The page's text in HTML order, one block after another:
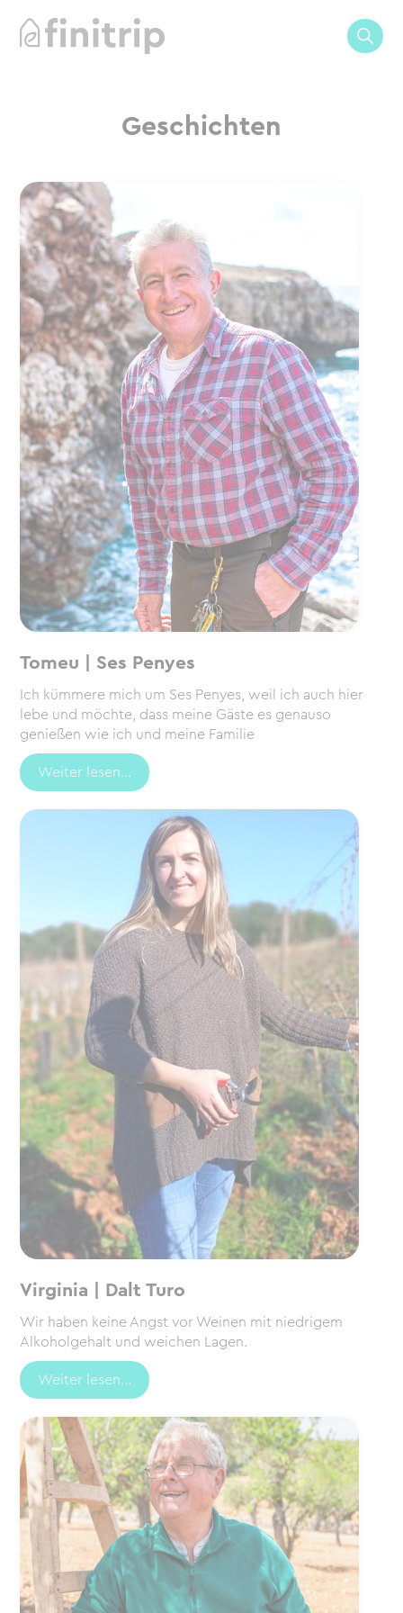
Geschichten
Tomeu | Ses Penyes
Ich kümmere mich um Ses Penyes, weil ich auch hier
lebe und möchte, dass meine Gäste es genauso
genießen wie ich und meine Familie
Weiter lesen...
Virginia | Dalt Turo
Wir haben keine Angst vor Weinen mit niedrigem
Alkoholgehalt und weichen Lagen.
Weiter lesen...